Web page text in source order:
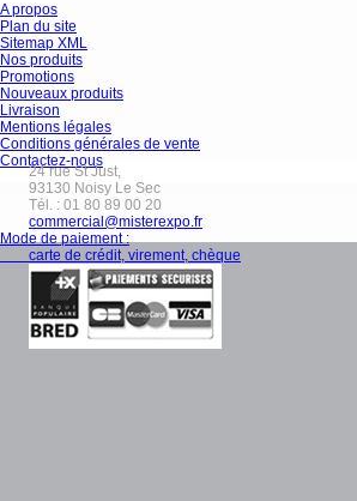
A propos
Plan du site
Sitemap XML
Nos produits
Promotions
Nouveaux produits
Livraison
Mentions légales
Conditions générales de vente
Contactez-nous
24 rue St Just,
93130 Noisy Le Sec
Tél. : 01 80 89 00 20
commercial@misterexpo.fr
Mode de paiement :
carte de crédit, virement, chèque